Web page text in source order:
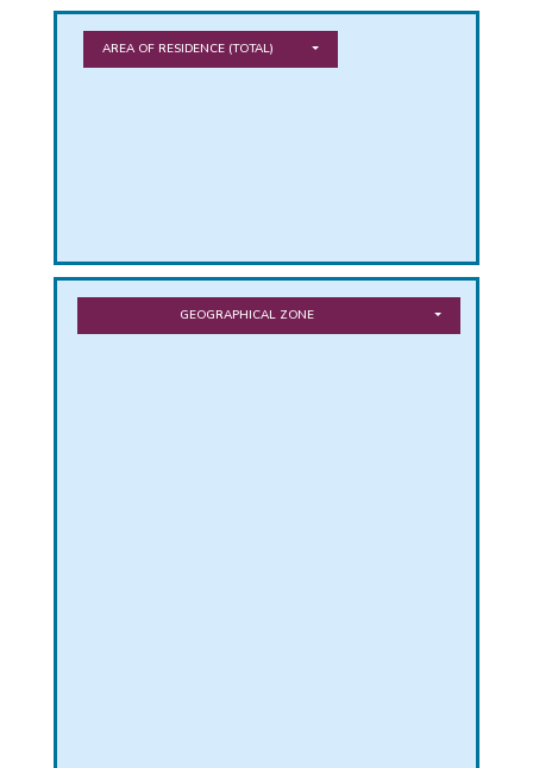
AREA OF RESIDENCE (TOTAL)
GEOGRAPHICAL ZONE